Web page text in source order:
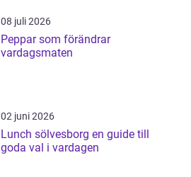
08 juli 2026
Peppar som förändrar
vardagsmaten
02 juni 2026
Lunch sölvesborg en guide till
goda val i vardagen